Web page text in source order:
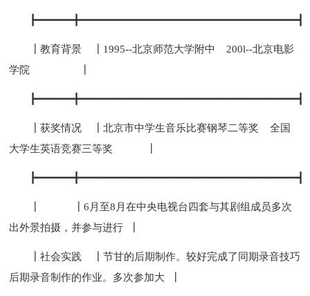
┣━━━━━━╋━━━━━━━━━━━━━━━━━━━━━━━━━━━━━━━━━━━┫
┃教育背景 ┃1995--北京师范大学附中 200l--北京电影
学院 ┃
┣━━━━━━╋━━━━━━━━━━━━━━━━━━━━━━━━━━━━━━━━━━━┫
┃获奖情况 ┃北京市中学生音乐比赛钢琴二等奖 全国
大学生英语竞赛三等奖 ┃
┣━━━━━━╋━━━━━━━━━━━━━━━━━━━━━━━━━━━━━━━━━━━┫
┃ ┃6月至8月在中央电视台四套与其剧组成员多次
出外景拍摄，并参与进行 ┃
┃社会实践 ┃节甘的后期制作。较好完成了同期录音技巧
后期录音制作的作业。多次参加大 ┃